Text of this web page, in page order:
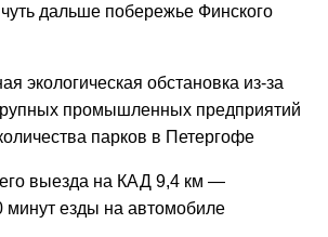
дальше побережье Финского
экологическая обстановка из-за
промышленных предприятий
парков в Петергофе
выезда на КАД 9,4 км —
минут езды на автомобиле